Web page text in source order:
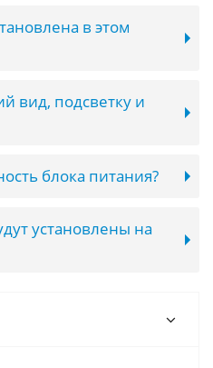
в этом
вид, подсветку и
блока питания?
установлены на